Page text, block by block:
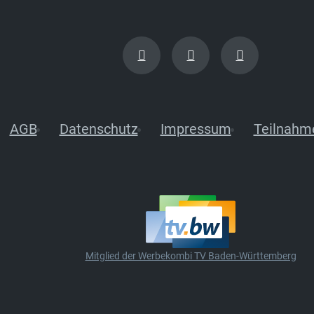
AGB Datenschutz Impressum
Mitglied der Werbekombi TV Baden-Württemberg